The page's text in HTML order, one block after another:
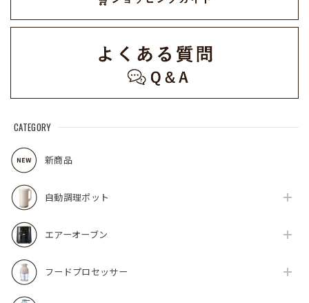
CATEGORY
新商品
自動調理ポット
エアーオーブン
フードプロセッサー